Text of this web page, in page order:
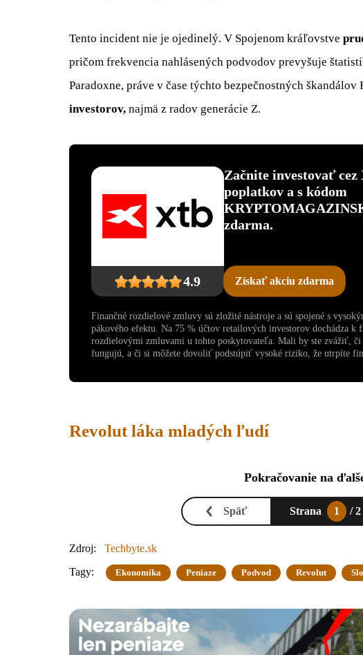
Tento incident nie je ojedinelý. V Spojenom kráľovstve
pričom frekvencia nahlásených podvodov prevyšuje
Paradoxne, práve v čase týchto bezpečnostných škandálov
investorov, najmä z radov generácie Z.
4.9
Začnite investovať cez
poplatkov a s kódom
zdarma.
Získať akciu zdarma
Finančné rozdielové zmluvy sú zložité nástroje a sú spojené s
pákového efektu. Na 75 % účtov retailových investorov dochádza
rozdielovými zmluvami u tohto poskytovateľa. Mali by ste zvážiť, či
fungujú, a či si môžete dovoliť podstúpiť vysoké riziko, že utrpíte
Revolut láka mladých ľudí
Pokračovanie na
Späť Strana 1 / 2
Zdroj:
Techbyte.sk
Tagy:
Ekonomika Peniaze Podvod Revolut